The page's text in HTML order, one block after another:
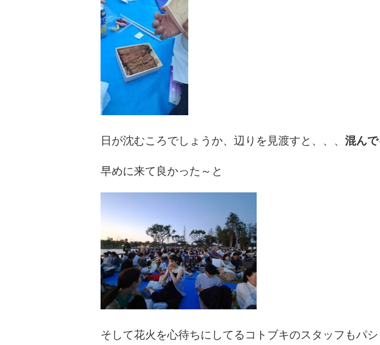
日が沈むころでしょうか、辺りを見渡すと、、、 混んで
早めに来て良かった～と
そして花火を心待ちにしてるコトブキのスタッフもパシ